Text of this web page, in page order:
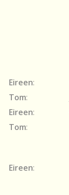
Eireen:
Tom:
Eireen:
Tom:
Eireen: